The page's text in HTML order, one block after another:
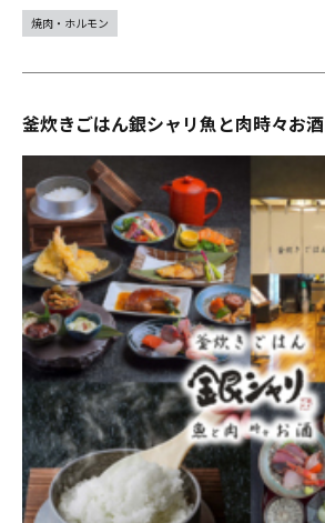
焼肉・ホルモン
釜炊きごはん銀シャリ魚と肉時々お酒